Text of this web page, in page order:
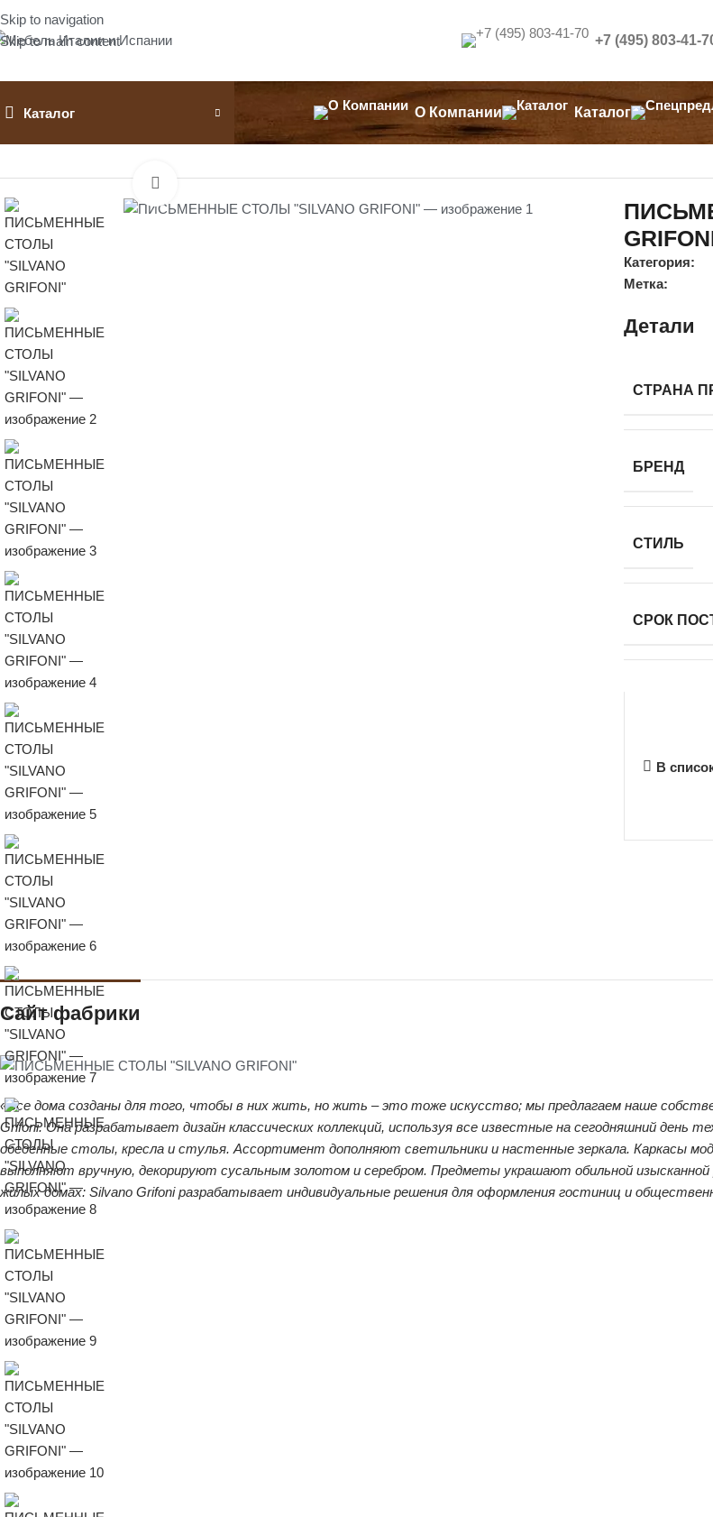
Skip to navigation
Skip to main content
+7 (495) 803-41-
Каталог О Компании Каталог
ПИСЬМЕННЫЕ СТОЛЫ «SILVANO GRIFONI»
Категория:
Метка:
Детали
СТРАНА
БРЕНД
СТИЛЬ
СРОК
В
Сайт фабрики
«Все дома созданы для того, чтобы в них жить, но жить – это тоже искусство; мы предлагаем наше
Grifoni. Она разрабатывает дизайн классических коллекций, используя все известные на сегодняшний день
обеденные столы, кресла и стулья. Ассортимент дополняют светильники и настенные зеркала. Каркасы
выполняют вручную, декорируют сусальным золотом и серебром. Предметы украшают обильной изысканной
жилых домах: Silvano Grifoni разрабатывает индивидуальные решения для оформления гостиниц и